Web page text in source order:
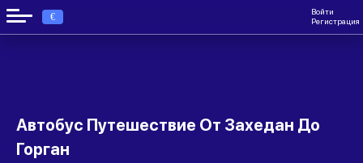
€
Войти
Регистрация
Автобус Путешествие От Захедан До
Горган